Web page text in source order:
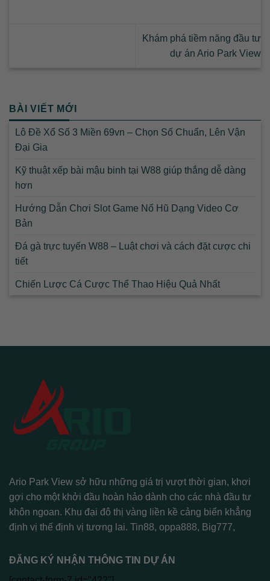
Khám phá tiềm năng đầu tư
dự án Ario Park View
BÀI VIẾT MỚI
Lô Đề Xổ Số 3 Miền 69vn – Chọn Số Chuẩn, Lên Vận
Đại Gia
Kỹ thuật xếp bài mậu binh tại W88 giúp thắng dễ dàng
hơn
Hướng Dẫn Chơi Slot Game Nổ Hũ Dạng Video Cơ
Bản
Đá gà trực tuyến W88 – Luật chơi và cách đặt cược chi
tiết
Chiến Lược Cá Cược Thể Thao Hiệu Quả Nhất
Ario Park View sở hữu những giá trị vượt thời gian, khơi
gợi cho một khởi đầu hoàn hảo dành cho các nhà đầu tư
khôn ngoan. Khu đại đô thị vàng liền kề cảng biển khẳng
định vị thế định vị tương lai. Tin88, oppa888, Big777,
ĐĂNG KÝ NHẬN THÔNG TIN DỰ ÁN